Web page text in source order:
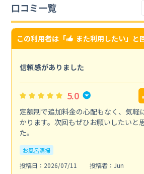
口コミ一覧
この利用者は「 また利用したい」と
信頼感がありました
5.0
定額制で追加料金の心配もなく、気軽
かります。次回もぜひお願いしたいと
た。
お風呂清掃
投稿日：2026/07/11
投稿者：Jun